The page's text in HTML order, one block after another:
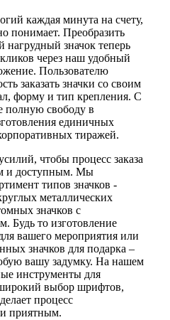
каждая минута на счету,
понимает. Преобразить
значок теперь
через наш удобный
Пользователю
заказать значки со своим
форму и тип крепления. С
полную свободу в
единичных
тиражей.
чтобы процесс заказа
и доступным. Мы
типов значков -
металлических
значков с
Будь то изготовление
вашего мероприятия или
значков для подарка –
вашу задумку. На нашем
инструменты для
выбор шрифтов,
процесс
приятным.